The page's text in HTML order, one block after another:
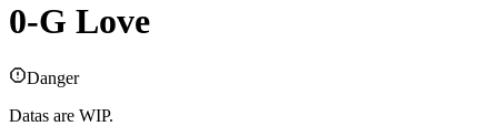
0-G Love
Danger
Datas are WIP.